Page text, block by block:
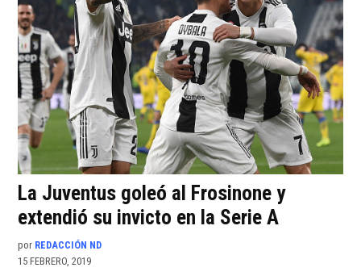
La Juventus goleó al Frosinone y
extendió su invicto en la Serie A
por REDACCIÓN ND
15 FEBRERO, 2019